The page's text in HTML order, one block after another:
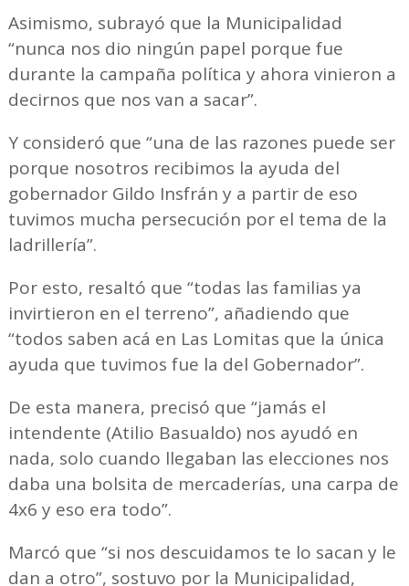
Asimismo, subrayó que la Municipalidad
“nunca nos dio ningún papel porque fue
durante la campaña política y ahora vinieron a
decirnos que nos van a sacar”.
Y consideró que “una de las razones puede ser
porque nosotros recibimos la ayuda del
gobernador Gildo Insfrán y a partir de eso
tuvimos mucha persecución por el tema de la
ladrillería”.
Por esto, resaltó que “todas las familias ya
invirtieron en el terreno”, añadiendo que
“todos saben acá en Las Lomitas que la única
ayuda que tuvimos fue la del Gobernador”.
De esta manera, precisó que “jamás el
intendente (Atilio Basualdo) nos ayudó en
nada, solo cuando llegaban las elecciones nos
daba una bolsita de mercaderías, una carpa de
4x6 y eso era todo”.
Marcó que “si nos descuidamos te lo sacan y le
dan a otro”, sostuvo por la Municipalidad,